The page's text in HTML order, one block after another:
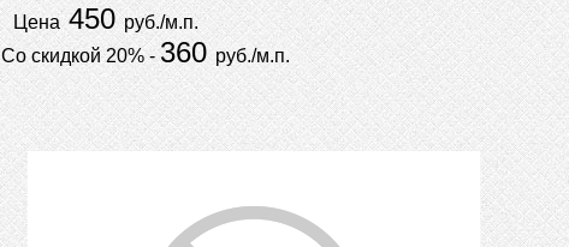
Цена450руб./м.п.
Со скидкой 20% -360руб./м.п.